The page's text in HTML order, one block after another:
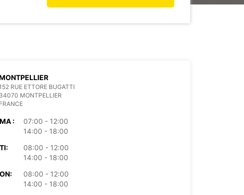
RUE ETTORE BUGATTI
34070 MONTPELLIER
FRANCE
MA :
07:00 - 12:00
14:00 - 18:00
TI:
08:00 - 12:00
14:00 - 18:00
ON:
08:00 - 12:00
14:00 - 18:00